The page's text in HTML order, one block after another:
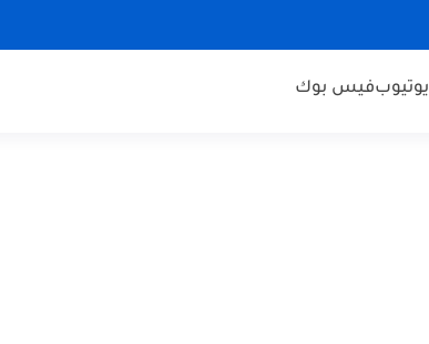
يوتيوبفيس بوك